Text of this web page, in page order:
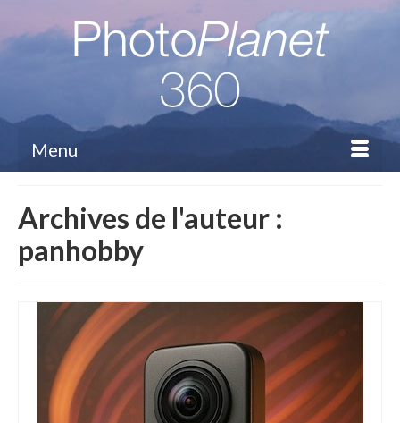
Menu
Archives de l'auteur :
panhobby